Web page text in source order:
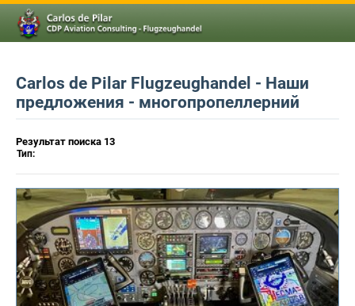
Carlos de Pilar Flugzeughandel - Наши
предложения - многопропеллерний
Результат поиска 13
Тип: